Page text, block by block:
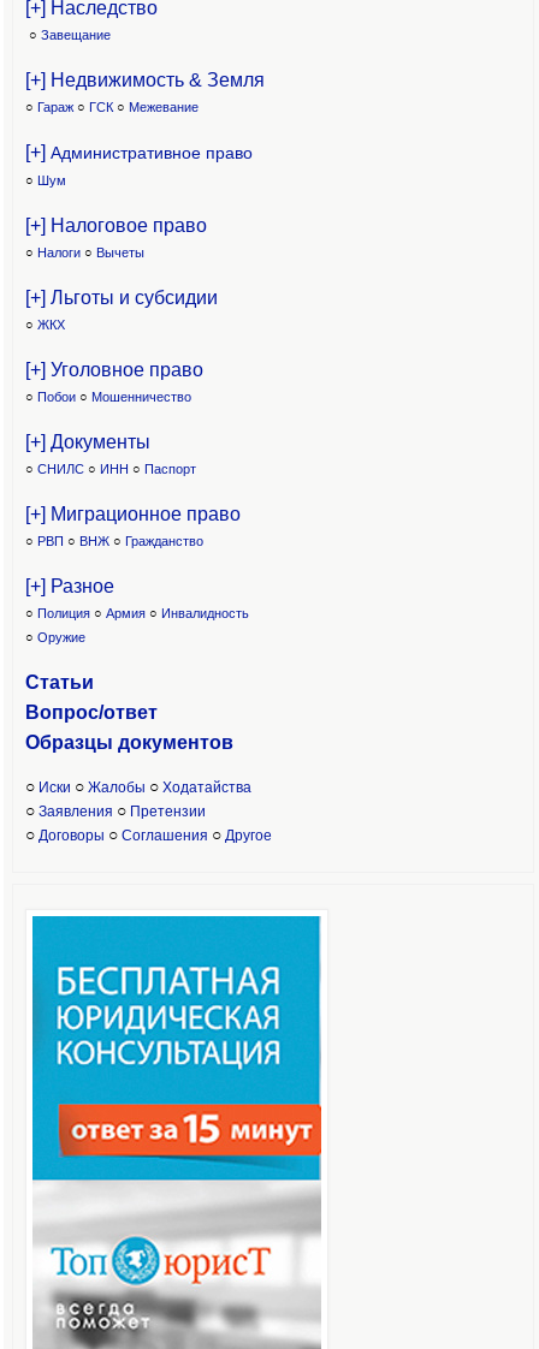
[+] Наследство
○ Завещание
[+] Недвижимость & Земля
○ Гараж ○ ГСК ○ Межевание
[+] Административное право
○ Шум
[+] Налоговое право
○ Налоги ○ Вычеты
[+] Льготы и субсидии
○ ЖКХ
[+] Уголовное право
○ Побои ○ Мошенничество
[+] Документы
○ СНИЛС ○ ИНН ○ Паспорт
[+] Миграционное право
○ РВП ○ ВНЖ ○ Гражданство
[+] Разное
○ Полиция ○ Армия ○ Инвалидность
○ Оружие
Статьи
Вопрос/ответ
Образцы документов
○ Иски ○ Жалобы ○ Ходатайства
○ Заявления ○ Претензии
○ Договоры ○ Соглашения ○ Другое